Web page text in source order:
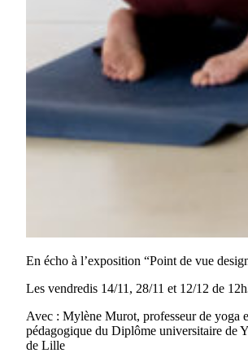
En écho à l’exposition “Point de vue
Les vendredis 14/11, 28/11 et 12/12 de
Avec : Mylène Murot, professeur de yoga
pédagogique du Diplôme universitaire de
de Lille